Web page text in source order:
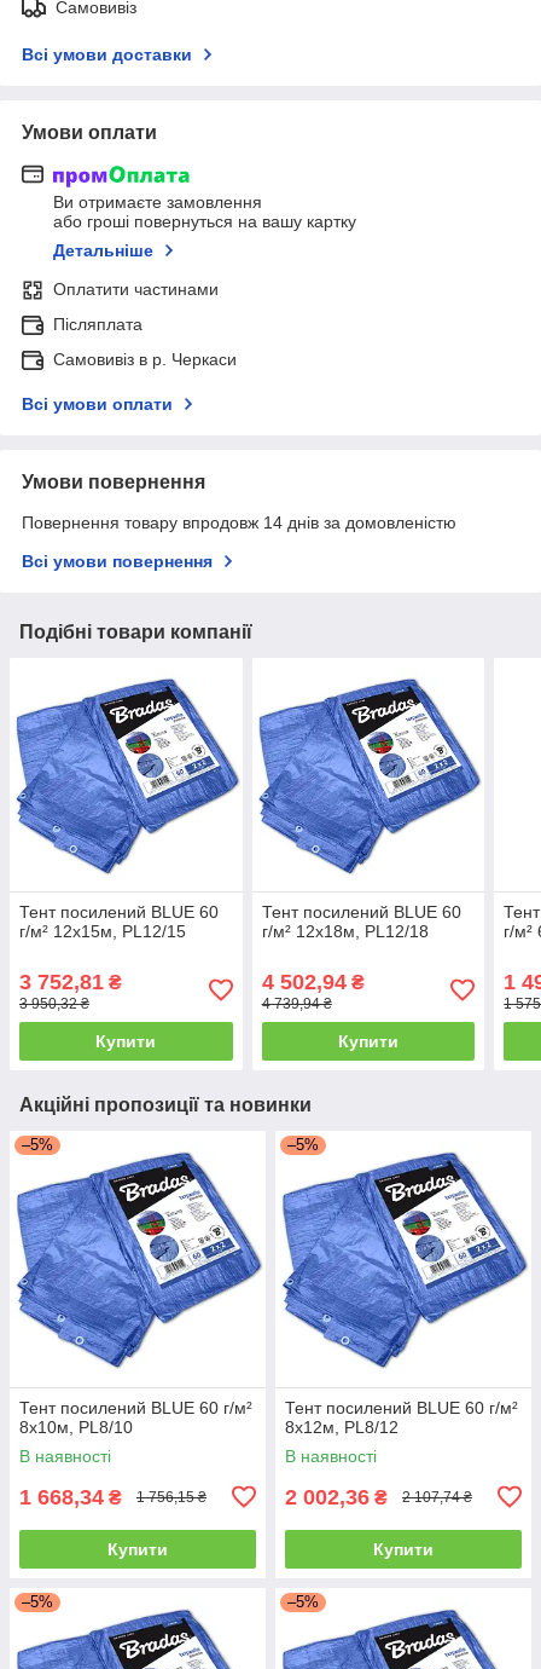
Самовивіз
Всі умови доставки
Умови оплати
Ви отримаєте замовлення
або гроші повернуться на вашу картку
Детальніше
Оплатити частинами
Післяплата
Самовивіз в р. Черкаси
Всі умови оплати
Умови повернення
Повернення товару впродовж 14 днів за домовленістю
Всі умови повернення
Подібні товари компанії
Тент посилений BLUE 60
г/м² 12х15м, PL12/15
3 752,81 ₴
3 950,32 ₴
Купити
Тент посилений BLUE 60
г/м² 12х18м, PL12/18
4 502,94₴
4 739,94 ₴
Купити
г/м²
1
1
Акційні пропозиції та новинки
–5%
Тент посилений BLUE 60 г/м²
8х10м, PL8/10
В наявності
1 668,34 ₴ 1 756,15 ₴
Купити
–5%
Тент посилений BLUE 60 г/м²
8х12м, PL8/12
В наявності
2 002,36 ₴ 2 107,74 ₴
Купити
–5% –5%